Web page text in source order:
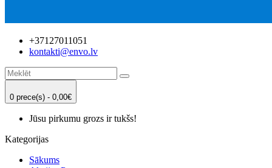
+37127011051
kontakti@envo.lv
0 prece(s) - 0,00€
Jūsu pirkumu grozs ir tukšs!
Kategorijas
Sākums